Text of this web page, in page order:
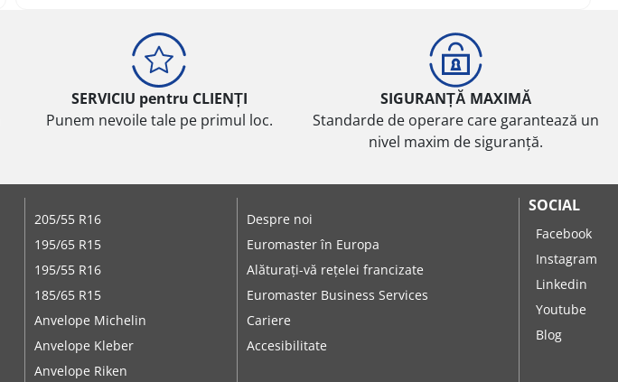
SERVICIU pentru CLIENȚI
Punem nevoile tale pe primul loc.
SIGURANȚĂ MAXIMĂ
Standarde de operare care garantează un
nivel maxim de siguranță.
205/55 R16
195/65 R15
195/55 R16
185/65 R15
Anvelope Michelin
Anvelope Kleber
Anvelope Riken
Despre noi
Euromaster în Europa
Alăturați-vă rețelei francizate
Euromaster Business Services
Cariere
Accesibilitate
SOCIAL
Facebook
Instagram
Linkedin
Youtube
Blog